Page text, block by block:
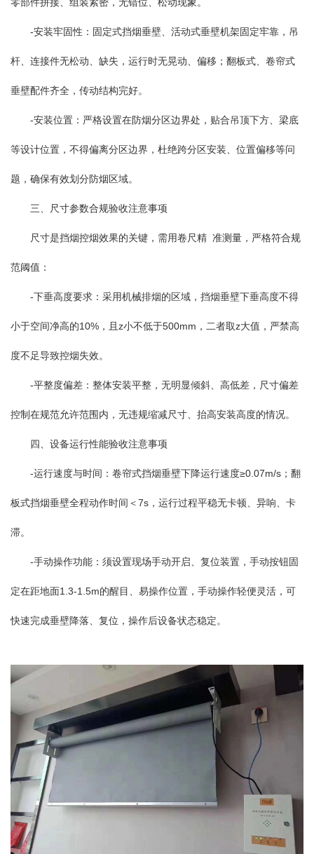
-安装牢固性：固定式挡烟垂壁、活动式垂壁机架固定牢靠，吊
杆、连接件无松动、缺失，运行时无晃动、偏移；翻板式、卷帘式
垂壁配件齐全，传动结构完好。
-安装位置：严格设置在防烟分区边界处，贴合吊顶下方、梁底
等设计位置，不得偏离分区边界，杜绝跨分区安装、位置偏移等问
题，确保有效划分防烟区域。
三、尺寸参数合规验收注意事项
尺寸是挡烟控烟效果的关键，需用卷尺精 准测量，严格符合规
范阈值：
-下垂高度要求：采用机械排烟的区域，挡烟垂壁下垂高度不得
小于空间净高的10%，且z小不低于500mm，二者取z大值，严禁高
度不足导致控烟失效。
-平整度偏差：整体安装平整，无明显倾斜、高低差，尺寸偏差
控制在规范允许范围内，无违规缩减尺寸、抬高安装高度的情况。
四、设备运行性能验收注意事项
-运行速度与时间：卷帘式挡烟垂壁下降运行速度≥0.07m/s；翻
板式挡烟垂壁全程动作时间＜7s，运行过程平稳无卡顿、异响、卡
滞。
-手动操作功能：须设置现场手动开启、复位装置，手动按钮固
定在距地面1.3-1.5m的醒目、易操作位置，手动操作轻便灵活，可
快速完成垂壁降落、复位，操作后设备状态稳定。